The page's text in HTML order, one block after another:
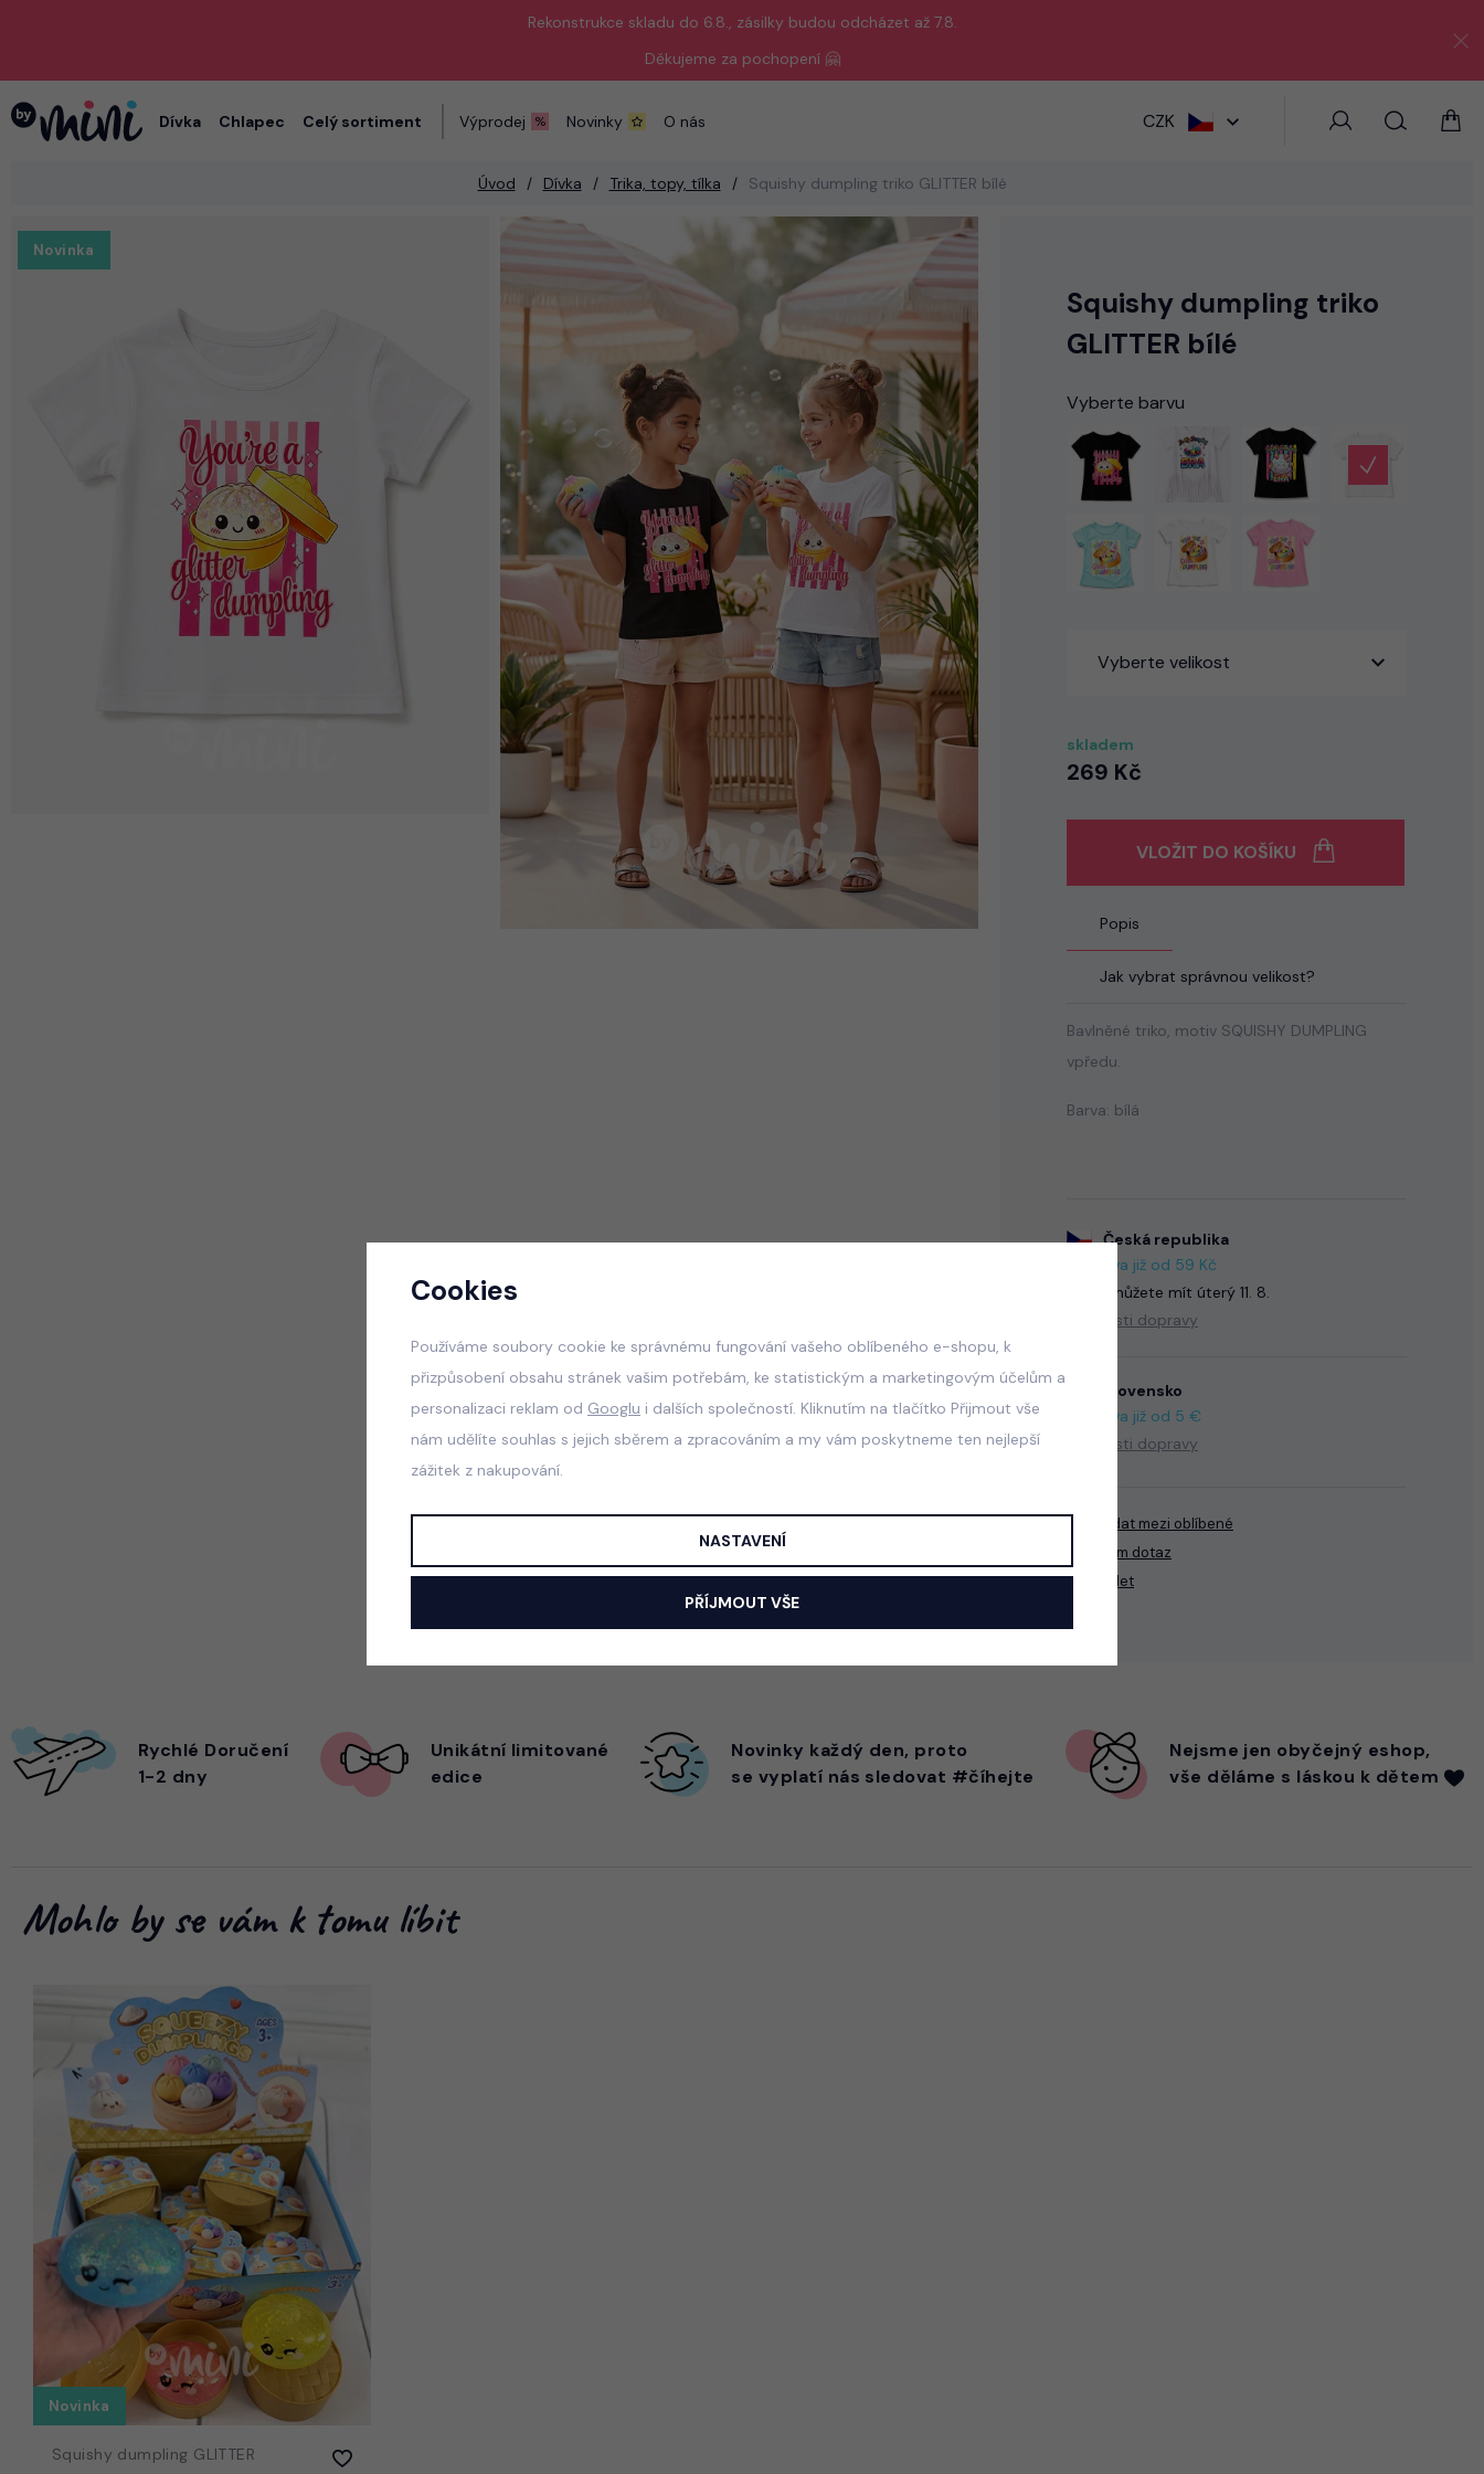
Rekonstrukce skladu do 6.8., zásilky budou odcházet až 7.8.
Děkujeme za pochopení 🤗
Dívka Chlapec Celý sortiment Výprodej Novinky O nás CZK
Úvod Dívka Trika, topy, tílka Squishy dumpling triko GLITTER bílé
Novinka
Squishy dumpling triko
GLITTER bílé
Vyberte barvu
Vyberte velikost
skladem
269 Kč
VLOŽIT DO KOŠÍKU
Popis
Jak vybrat správnou velikost?
Bavlněné triko, motiv SQUISHY DUMPLING
vpředu.
Barva: bílá
Česká republika
Doprava již od 59 Kč
Zboží můžete mít úterý 11. 8.
Možnosti dopravy
Slovensko
Doprava již od 5 €
Možnosti dopravy
Přidat mezi oblíbené
Mám dotaz
Sdílet
Rychlé Doručení
1-2 dny
Unikátní limitované
edice
Novinky každý den, proto
se vyplatí nás sledovat #číhejte
Nejsme jen obyčejný eshop,
vše děláme s láskou k dětem
Mohlo by se vám k tomu líbit
Novinka
Squishy dumpling GLITTER
Cookies
Používáme soubory cookie ke správnému fungování vašeho oblíbeného e-shopu, k
přizpůsobení obsahu stránek vašim potřebám, ke statistickým a marketingovým účelům a
personalizaci reklam od Googlu i dalších společností. Kliknutím na tlačítko Přijmout vše
nám udělíte souhlas s jejich sběrem a zpracováním a my vám poskytneme ten nejlepší
zážitek z nakupování.
NASTAVENÍ
PŘÍJMOUT VŠE